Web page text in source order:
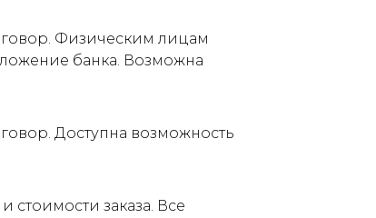
Физическим лицам
банка. Возможна
Доступна возможность
стоимости заказа. Все